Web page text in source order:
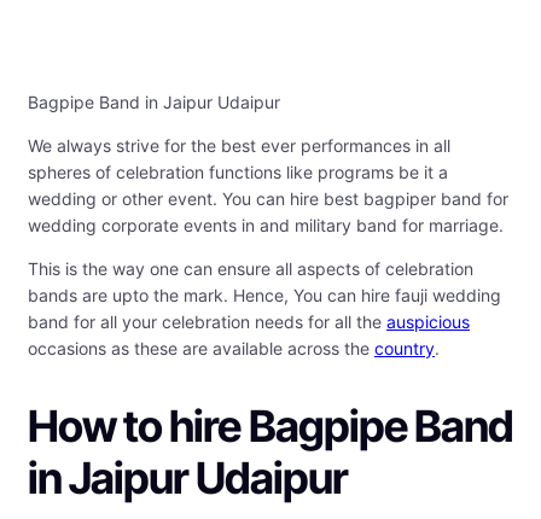
Bagpipe Band in Jaipur Udaipur
We always strive for the best ever performances in all
spheres of celebration functions like programs be it a
wedding or other event. You can hire best bagpiper band for
wedding corporate events in and military band for marriage.
This is the way one can ensure all aspects of celebration
bands are upto the mark. Hence, You can hire fauji wedding
band for all your celebration needs for all the auspicious
occasions as these are available across the country.
How to hireBagpipe Band
in Jaipur Udaipur